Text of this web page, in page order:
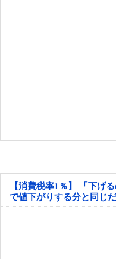
【消費税率1％】 「下げ
で値下がりする分と同じ
えない店も